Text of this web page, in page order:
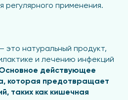
регулярного применения.
это натуральный продукт,
и лечению инфекций
действующее
которая предотвращает
таких как кишечная